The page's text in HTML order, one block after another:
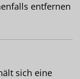
entfernen
sich eine